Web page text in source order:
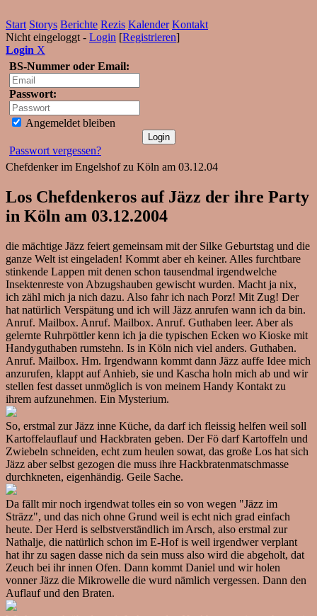
Start Storys Berichte Rezis Kalender Kontakt
Nicht eingeloggt - Login [Registrieren]
Login X
BS-Nummer oder Email:
Passwort:
Angemeldet bleiben
Passwort vergessen?
Chefdenker im Engelshof zu Köln am 03.12.04
Los Chefdenkeros auf Jäzz der ihre Party
in Köln am 03.12.2004
die mächtige Jäzz feiert gemeinsam mit der Silke Geburtstag und die
ganze Welt ist eingeladen! Kommt aber eh keiner. Alles furchtbare
stinkende Lappen mit denen schon tausendmal irgendwelche
Insektenreste von Abzugshauben gewischt wurden. Macht ja nix,
ich zähl mich ja nich dazu. Also fahr ich nach Porz! Mit Zug! Der
hat natürlich Verspätung und ich will Jäzz anrufen wann ich da bin.
Anruf. Mailbox. Anruf. Mailbox. Anruf. Guthaben leer. Aber als
gelernte Ruhrpöttler kenn ich ja die typischen Ecken wo Kioske mit
Handyguthaben rumstehn. Is in Köln nich viel anders. Guthaben.
Anruf. Mailbox. Hm. Irgendwann kommt dann Jäzz auffe Idee mich
anzurufen, klappt auf Anhieb, sie und Kascha holn mich ab und wir
stellen fest dasset unmöglich is von meinem Handy Kontakt zu
ihrem aufzunehmen. Ein Mysterium.
So, erstmal zur Jäzz inne Küche, da darf ich fleissig helfen weil soll
Kartoffelauflauf und Hackbraten geben. Der Fö darf Kartoffeln und
Zwiebeln schneiden, echt zum heulen sowat, das große Los hat sich
Jäzz aber selbst gezogen die muss ihre Hackbratenmatschmasse
durchkneten, eigenhändig. Geile Sache.
Da fällt mir noch irgendwat tolles ein so von wegen "Jäzz im
Sträzz", und das nich ohne Grund weil is echt nich grad einfach
heute. Der Herd is selbstverständlich im Arsch, also erstmal zur
Nathalje, die natürlich schon im E-Hof is weil irgendwer verplant
hat ihr zu sagen dasse nich da sein muss also wird die abgeholt, dat
Zeuch bei ihr innen Ofen. Dann kommt Daniel und wir holen
vonner Jäzz die Mikrowelle die wurd nämlich vergessen. Dann den
Auflauf und den Braten.